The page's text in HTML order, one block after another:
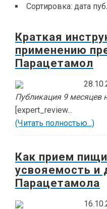
Сортировка: дата
Краткая
применению
Парацетамол
Публикация 9 месяцев
[expert_review...
(Читать полностью...)
Как прием
усвояемость и
Парацетамола